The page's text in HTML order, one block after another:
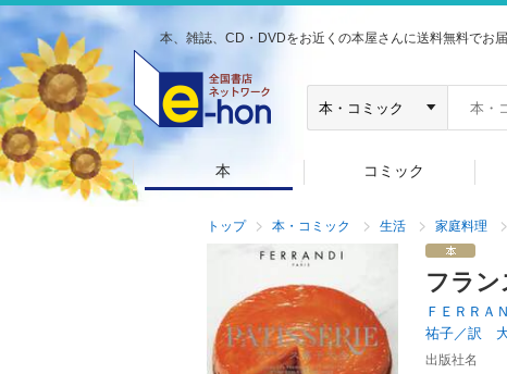
本、雑誌、CD・DVDをお近くの本屋さんに送料無料でお届
本 コミック
トップ 本・コミック 生活 家庭料理
フラン
ＦＥＲＲ
祐子／訳
出版社名